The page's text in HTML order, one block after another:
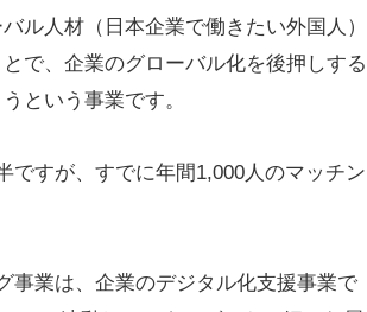
ル人材（日本企業で働きたい外国人）
で、企業のグローバル化を後押しする
という事業です。
ですが、すでに年間1,000人のマッチン
事業は、企業のデジタル化支援事業で